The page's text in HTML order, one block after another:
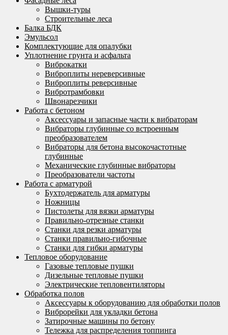
Вышки-туры
Строительные леса
Балка БДК
Эмульсол
Комплектующие для опалубки
Уплотнение грунта и асфальта
Виброкатки
Виброплиты нереверсивные
Виброплиты реверсивные
Вибротрамбовки
Швонарезчики
Работа с бетоном
Аксессуары и запасные части к вибраторам
Вибраторы глубинные со встроенным
преобразователем
Вибраторы для бетона высокочастотные
глубинные
Механические глубинные вибраторы
Преобразователи частоты
Работа с арматурой
Бухтодержатель для арматуры
Ножницы
Пистолеты для вязки арматуры
Правильно-отрезные станки
Станки для резки арматуры
Станки правильно-гибочные
Станки для гибки арматуры
Тепловое оборудование
Газовые тепловые пушки
Дизельные тепловые пушки
Электрические тепловентиляторы
Обработка полов
Аксессуары к оборудованию для обработки полов
Виброрейки для укладки бетона
Затирочные машины по бетону
Тележка для распределения топпинга